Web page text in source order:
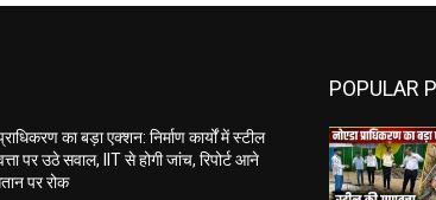
का बड़ा एक्शन: निर्माण कार्यों में स्टील
पर उठे सवाल, IIT से होगी जांच, रिपोर्ट आने
पर रोक
POPULAR